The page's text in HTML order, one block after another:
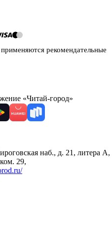
рекомендательные
«Читай-город»
наб., д. 21, литера А,
29,